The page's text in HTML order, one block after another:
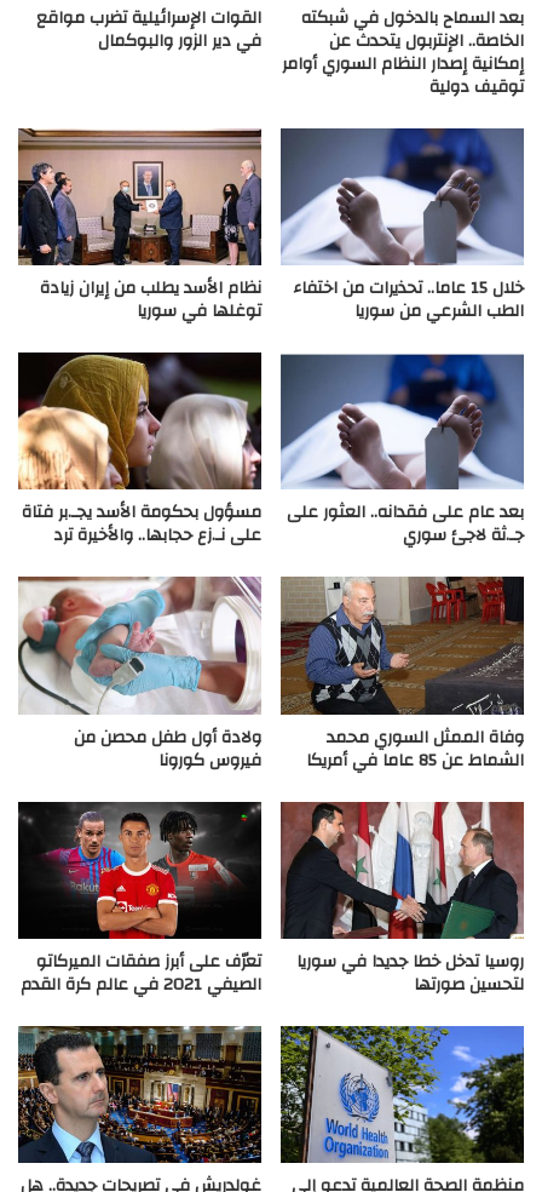
بعد السماح بالدخول في شبكته
الخاصة.. الإنتربول يتحدث عن
إمكانية إصدار النظام السوري أوامر
توقيف دولية
القوات الإسرائيلية تضرب مواقع
في دير الزور والبوكمال
خلال 15 عاما.. تحذيرات من اختفاء
الطب الشرعي من سوريا
نظام الأسد يطلب من إيران زيادة
توغلها في سوريا
بعد عام على فقدانه.. العثور على
جـ.ثة لاجئ سوري
مسؤول بحكومة الأسد يجـ.بر فتاة
على نـ.زع حجابها.. والأخيرة ترد
وفاة الممثل السوري محمد
الشماط عن 85 عاما في أمريكا
ولادة أول طفل محصن من
فيروس كورونا
روسيا تدخل خطا جديدا في سوريا
لتحسين صورتها
تعرّف على أبرز صفقات الميركاتو
الصيفي 2021 في عالم كرة القدم